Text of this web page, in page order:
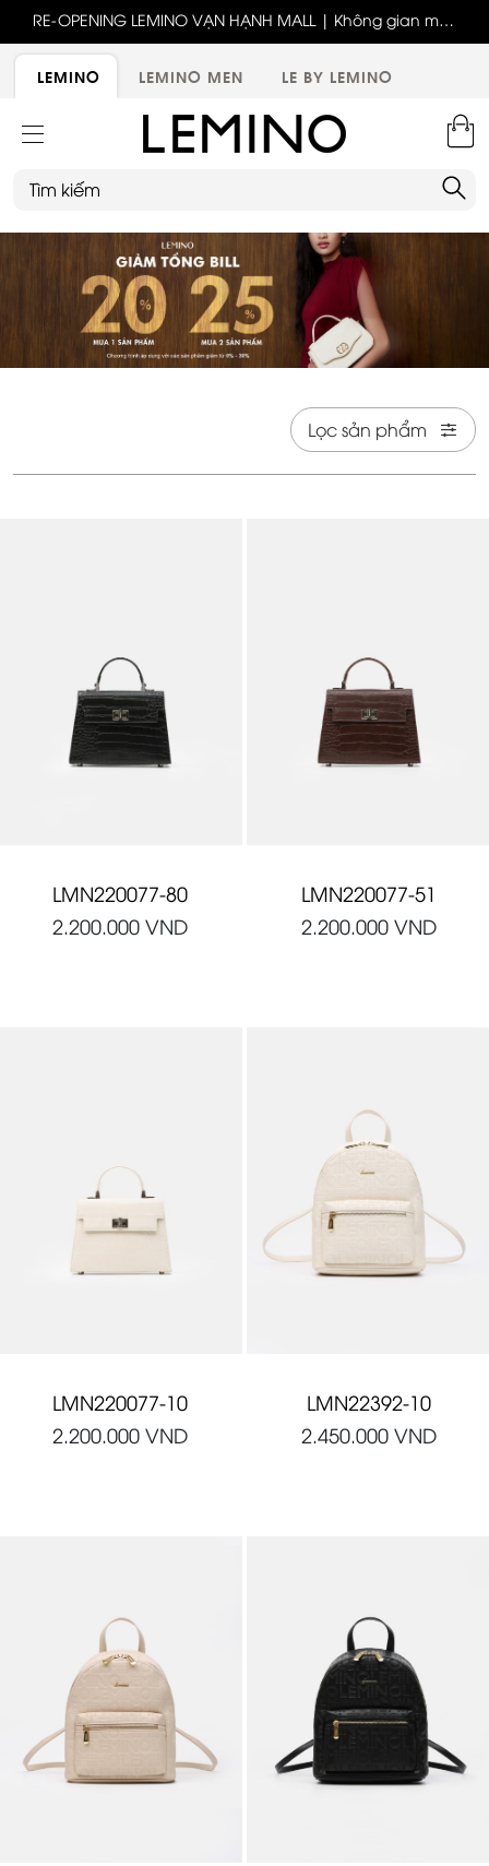
RE-OPENING LEMINO VẠN HẠNH MALL | Không gian mới,
trải nghiệm mới, ưu đãi tri ân đặc biệt
LEMINO
LEMINO MEN LE BY LEMINO
Lọc sản phẩm
LMN220077-80
2.200.000 VND
LMN220077-51
2.200.000 VND
LMN220077-10
2.200.000 VND
LMN22392-10
2.450.000 VND